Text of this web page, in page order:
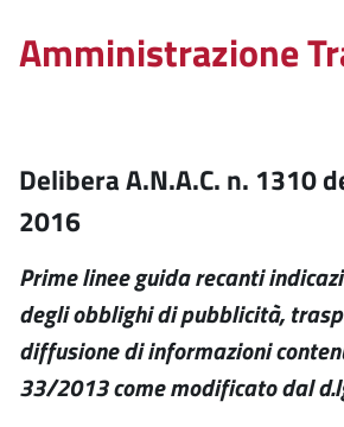
Amministrazione
Delibera A.N.A.C. n. 1310
2016
Prime linee guida recanti
degli obblighi di pubblicità,
diffusione di informazioni
33/2013 come modificato dal